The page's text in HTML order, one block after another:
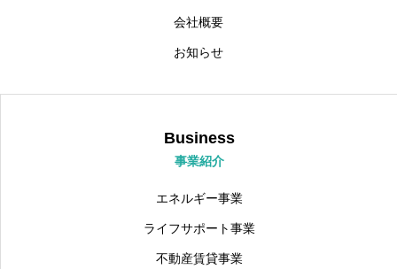
会社概要
お知らせ
Business
事業紹介
エネルギー事業
ライフサポート事業
不動産賃貸事業